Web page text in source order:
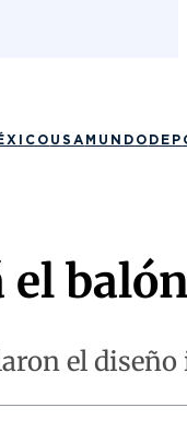
USA MUNDO
el
el